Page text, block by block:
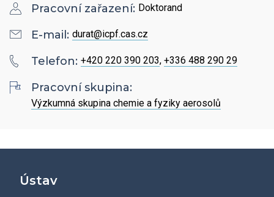
HR Award
Povinně zveřejňované informace
Odpovědi na žádosti o poskytnutí informací
Covid-19
Operační programy
Interní grantová agentura
Bažantova konference
PhD Studium
Open Science
Popularizace
Kontakty
Zaměstnanci
Hledat
Pracovní zařazení: Doktorand
E-mail: durat@icpf.cas.cz
Telefon: +420 220 390 203, +336 488 290 29
Pracovní skupina:
Výzkumná skupina chemie a fyziky aerosolů
Ústav